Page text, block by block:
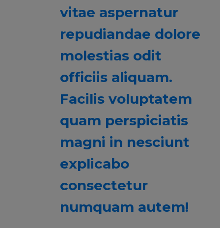
vitae aspernatur
repudiandae dolore
molestias odit
officiis aliquam.
Facilis voluptatem
quam perspiciatis
magni in nesciunt
explicabo
consectetur
numquam autem!